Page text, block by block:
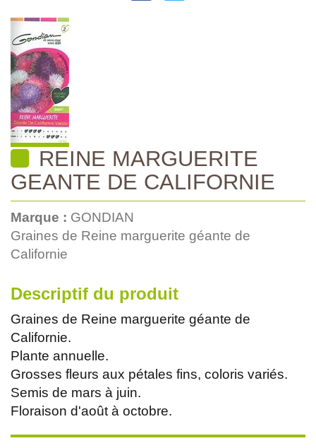
REINE MARGUERITE
GEANTE DE CALIFORNIE
Marque : GONDIAN
Graines de Reine marguerite géante de
Californie
Descriptif du produit
Graines de Reine marguerite géante de
Californie.
Plante annuelle.
Grosses fleurs aux pétales fins, coloris variés.
Semis de mars à juin.
Floraison d'août à octobre.